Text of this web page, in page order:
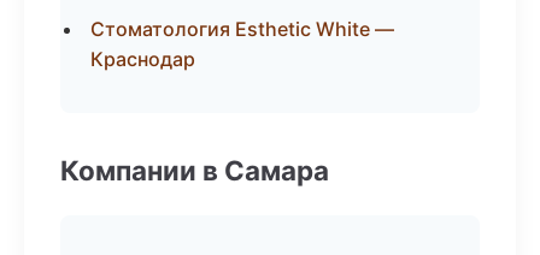
Стоматология Esthetic White —
Краснодар
Компании в Самара